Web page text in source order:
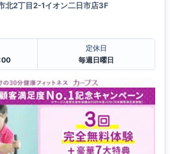
北2丁目2-1イオン二日市店3F
定休日
毎週日曜日